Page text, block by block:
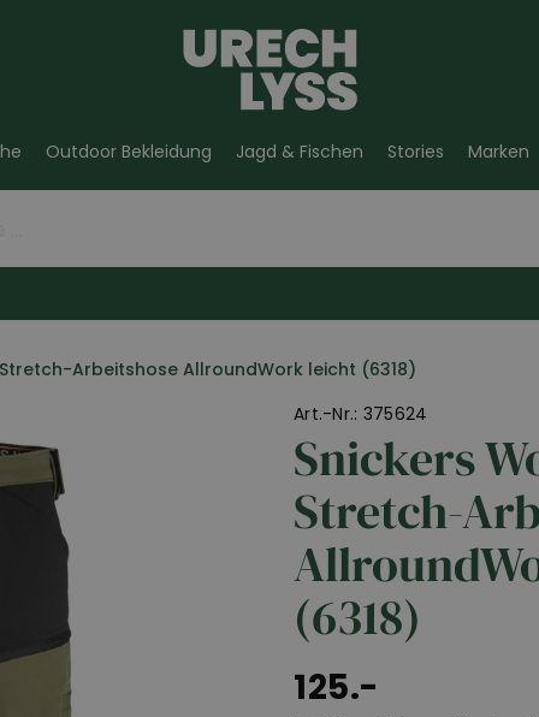
Outdoor Bekleidung Jagd & Fischen Stories Marken
Stretch-Arbeitshose AllroundWork leicht (6318)
Art.-Nr.: 375624
Snickers
Stretch-
(6318)
125.-